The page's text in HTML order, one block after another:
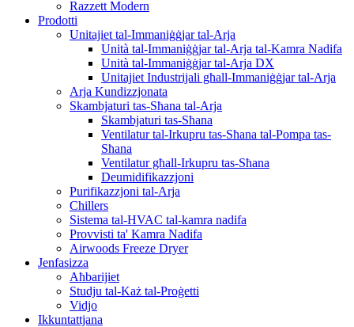
Razzett Modern
Prodotti
Unitajiet tal-Immaniġġjar tal-Arja
Unità tal-Immaniġġjar tal-Arja tal-Kamra Nadifa
Unità tal-Immaniġġjar tal-Arja DX
Unitajiet Industrijali għall-Immaniġġjar tal-Arja
Arja Kundizzjonata
Skambjaturi tas-Sħana tal-Arja
Skambjaturi tas-Sħana
Ventilatur tal-Irkupru tas-Sħana tal-Pompa tas-
Sħana
Ventilatur għall-Irkupru tas-Sħana
Deumidifikazzjoni
Purifikazzjoni tal-Arja
Chillers
Sistema tal-HVAC tal-kamra nadifa
Provvisti ta' Kamra Nadifa
Airwoods Freeze Dryer
Jenfasizza
Aħbarijiet
Studju tal-Każ tal-Proġetti
Vidjo
Ikkuntattjana